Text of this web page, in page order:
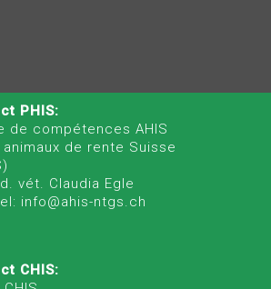
PHIS:
de compétences AHIS
animaux de rente Suisse
vét. Claudia Egle
info@ahis-ntgs.ch
CHIS: